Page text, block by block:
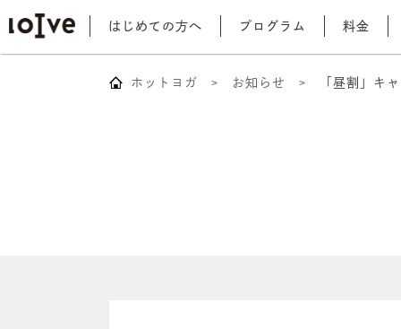
はじめての方へ プログラム 料金
ホットヨガ お知らせ 「昼割」キ